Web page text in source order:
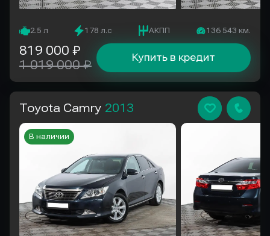
2.5 л 178 л.с АКПП 136 543 км.
Купить в кредит
819 000 ₽
1 019 000 ₽
Toyota Camry 2013
В наличии